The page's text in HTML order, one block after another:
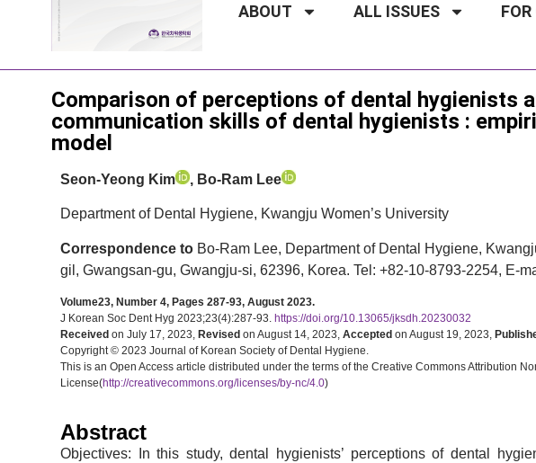
ABOUT ALL ISSUES
Original Article
Comparison of perceptions of dental hygienists
communication skills of dental hygienists :
model
Seon-Yeong Kim , Bo-Ram Lee
Department of Dental Hygiene, Kwangju Women’s University
Correspondence to Bo-Ram Lee, Department of Dental Hygiene,
gil, Gwangsan-gu, Gwangju-si, 62396, Korea. Tel: +82-10-8793-2254, E-
Volume23, Number 4, Pages 287-93, August 2023.
J Korean Soc Dent Hyg 2023;23(4):287-93. https://doi.org/10.13065/jksdh.20230032
Received on July 17, 2023, Revised on August 14, 2023, Accepted on August 19, 2023,
Copyright © 2023 Journal of Korean Society of Dental Hygiene.
This is an Open Access article distributed under the terms of the Creative Commons Attribution
License(http://creativecommons.org/licenses/by-nc/4.0)
Abstract
Objectives: In this study, dental hygienists’ perceptions of dental